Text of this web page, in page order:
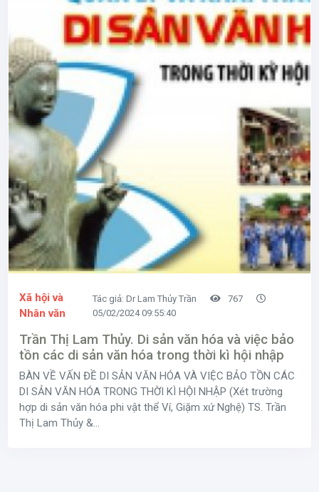
Xã hội và
Nhân văn
Tác giả: Dr Lam Thủy Trần
767
05/02/2024 09:55:40
Trần Thị Lam Thủy. Di sản văn hóa và việc bảo
tồn các di sản văn hóa trong thời kì hội nhập
BÀN VỀ VẤN ĐỀ DI SẢN VĂN HÓA VÀ VIỆC BẢO TỒN CÁC
DI SẢN VĂN HÓA TRONG THỜI KÌ HỘI NHẬP (Xét trường
hợp di sản văn hóa phi vật thể Ví, Giặm xứ Nghệ) TS. Trần
Thị Lam Thủy &...